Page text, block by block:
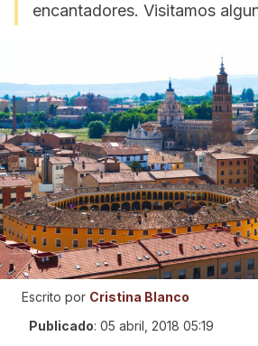
encantadores. Visitamos
Escrito por Cristina Blanco
Publicado: 05 abril, 2018 05:19